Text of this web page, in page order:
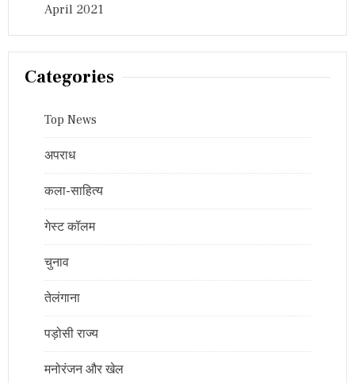
April 2021
Categories
Top News
अपराध
कला-साहित्य
गेस्ट कॉलम
चुनाव
तेलंगाना
पड़ोसी राज्य
मनोरंजन और खेल